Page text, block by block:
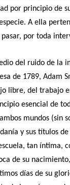
por principio de
A ella
por toda
del ruido de la
de 1789, Adam
libre, del trabajo
esencial de
mundos (sin
y sus títulos
tan íntima,
de su
días de su